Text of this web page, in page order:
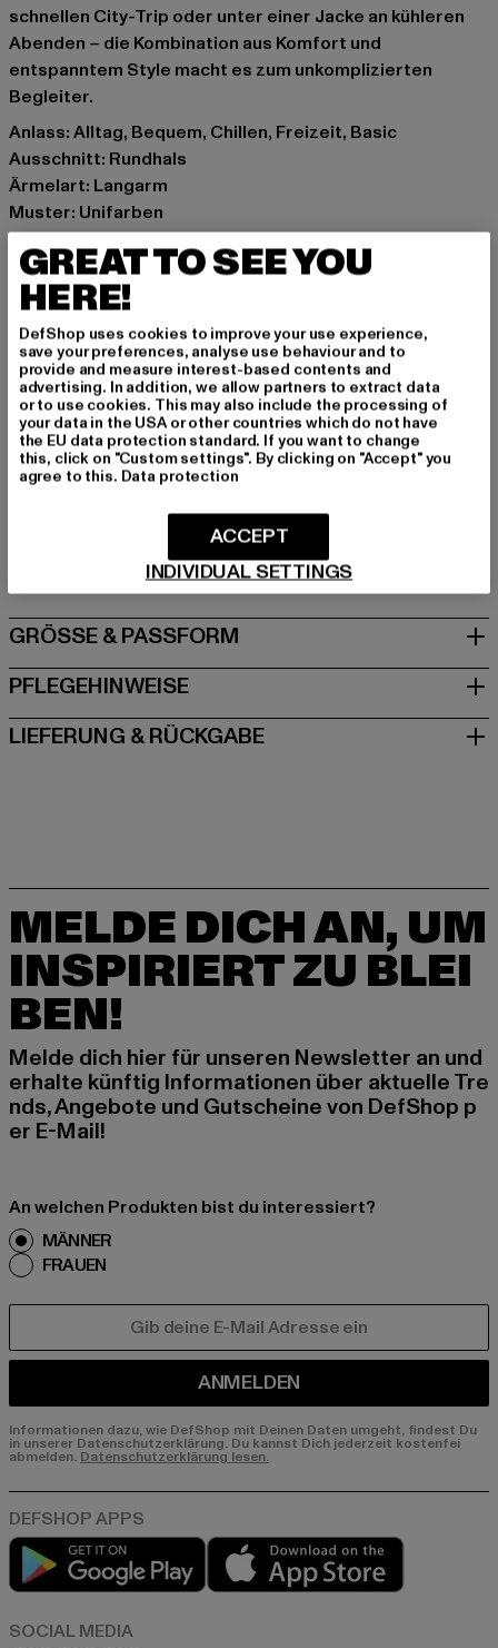
schnellen City-Trip oder unter einer Jacke an kühleren
Abenden – die Kombination aus Komfort und
entspanntem Style macht es zum unkomplizierten
Begleiter.
Anlass: Alltag, Bequem, Chillen, Freizeit, Basic
Ausschnitt: Rundhals
Ärmelart: Langarm
Muster: Unifarben
Details: Rippstrickbündchen
Schnitt: Oversize
Marke: Urban Classics
Kat.: Pullover
Farbe: beige
Hersteller Farbe: unionbeige
Materialzusammensetzung: 70% Baumwolle, 30%
Polyester
Art.Nr: TB6855-03738
Dr.-Robert-Murjahn-Straße 7 | 64372 Ober-Ramstadt |
GRÖSSE & PASSFORM
PFLEGEHINWEISE
LIEFERUNG & RÜCKGABE
MELDE DICH AN, UM
INSPIRIERT ZU BLEI
BEN!
Melde dich hier für unseren Newsletter an und
erhalte künftig Informationen über aktuelle Tre
nds, Angebote und Gutscheine von DefShop p
er E-Mail!
An welchen Produkten bist du interessiert?
MÄNNER
FRAUEN
ANMELDEN
Informationen dazu, wie DefShop mit Deinen Daten umgeht, findest Du
in unserer Datenschutzerklärung. Du kannst Dich jederzeit kostenfei
abmelden. Datenschutzerklärung lesen.
Play market
GREAT TO SEE YOU
HERE!
DefShop uses cookies to improve your use experience,
save your preferences, analyse use behaviour and to
provide and measure interest-based contents and
advertising. In addition, we allow partners to extract data
or to use cookies. This may also include the processing of
your data in the USA or other countries which do not have
the EU data protection standard. If you want to change
this, click on "Custom settings". By clicking on "Accept" you
agree to this. Data protection
INDIVIDUAL SETTINGS
ACCEPT